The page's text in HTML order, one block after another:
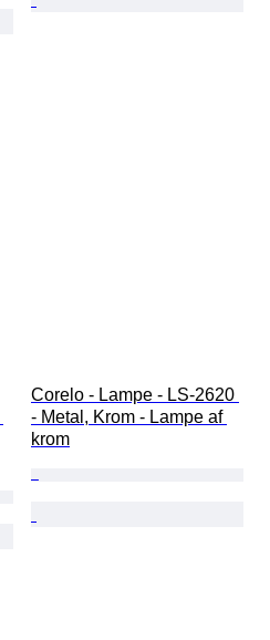
Corelo - Lampe - LS-2620
- Metal, Krom - Lampe af
krom